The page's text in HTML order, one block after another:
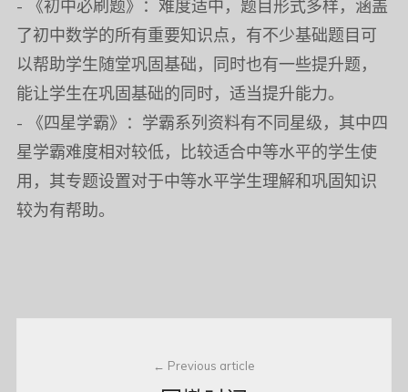
- 《初中必刷题》：难度适中，题目形式多样，涵盖
了初中数学的所有重要知识点，有不少基础题目可
以帮助学生随堂巩固基础，同时也有一些提升题，
能让学生在巩固基础的同时，适当提升能力。
- 《四星学霸》：学霸系列资料有不同星级，其中四
星学霸难度相对较低，比较适合中等水平的学生使
用，其专题设置对于中等水平学生理解和巩固知识
较为有帮助。
navigationPrevious article